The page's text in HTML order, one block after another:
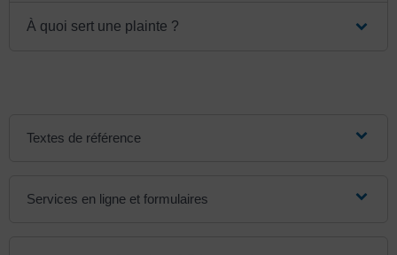
À quoi sert une plainte ?
Textes de référence
Services en ligne et formulaires